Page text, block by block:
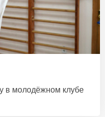
в молодёжном клубе